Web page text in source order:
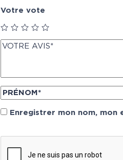
Votre vote
Enregistrer mon nom, mon